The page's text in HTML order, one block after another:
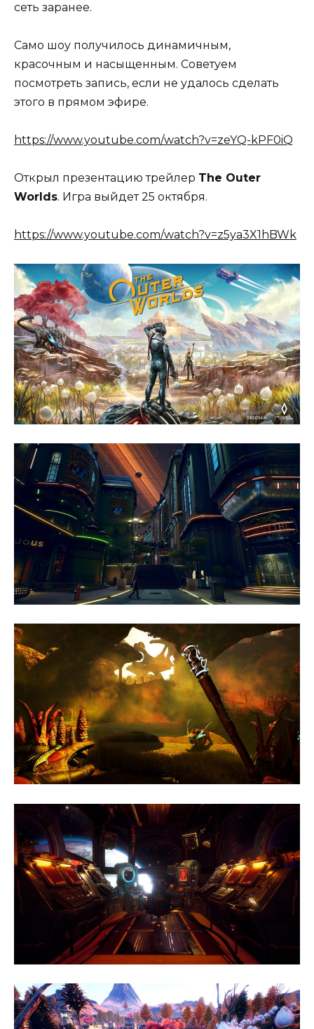
сеть заранее.
Само шоу получилось динамичным,
красочным и насыщенным. Советуем
посмотреть запись, если не удалось сделать
этого в прямом эфире.
https://www.youtube.com/watch?v=zeYQ-kPF0iQ
Открыл презентацию трейлер The Outer
Worlds. Игра выйдет 25 октября.
https://www.youtube.com/watch?v=z5ya3X1hBWk